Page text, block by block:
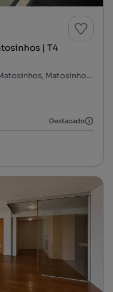
| T4
Avenida da República, Centro de Matosinhos, Matosinhos e Leça da Palmeira, Matosinhos, Porto
Destacado